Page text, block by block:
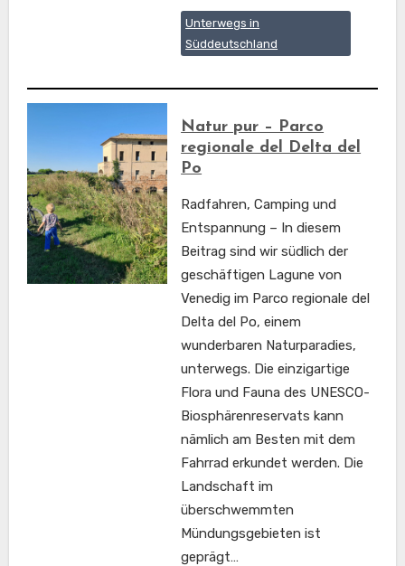
Unterwegs in
Süddeutschland
Natur pur – Parco
regionale del Delta del
Po
Radfahren, Camping und
Entspannung – In diesem
Beitrag sind wir südlich der
geschäftigen Lagune von
Venedig im Parco regionale del
Delta del Po, einem
wunderbaren Naturparadies,
unterwegs. Die einzigartige
Flora und Fauna des UNESCO-
Biosphärenreservats kann
nämlich am Besten mit dem
Fahrrad erkundet werden. Die
Landschaft im
überschwemmten
Mündungsgebieten ist
geprägt…